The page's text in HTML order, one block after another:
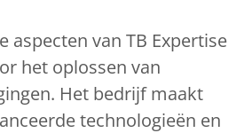
aspecten van TB Expertise
het oplossen van
Het bedrijf maakt
technologieën en